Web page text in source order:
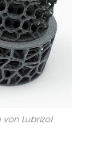
Lubrizol